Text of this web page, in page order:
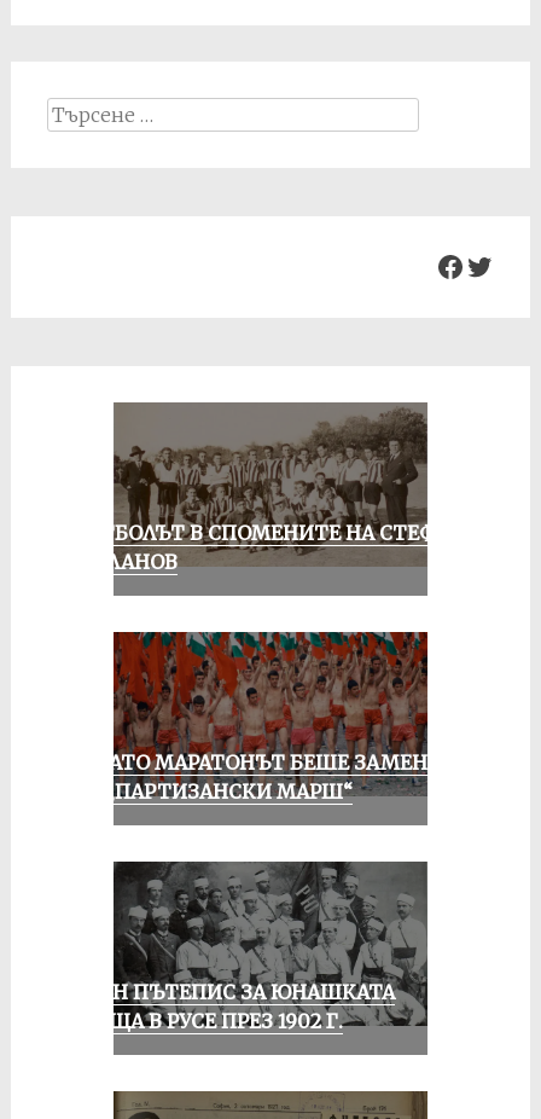
Search
for:
ФУТБОЛЪТ В СПОМЕНИТЕ НА СТЕФАН
МИЛАНОВ
КОГАТО МАРАТОНЪТ БЕШЕ ЗАМЕНЕН
ОТ „ПАРТИЗАНСКИ МАРШ“
ЕДИН ПЪТЕПИС ЗА ЮНАШКАТА
СРЕЩА В РУСЕ ПРЕЗ 1902 Г.